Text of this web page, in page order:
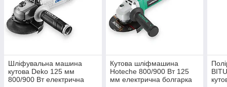
Шліфувальна машина
кутова Deko 125 мм
800/900 Вт електрична
Кутова шліфмашина
Hoteche 800/900 Вт 125
мм електрична болгарка